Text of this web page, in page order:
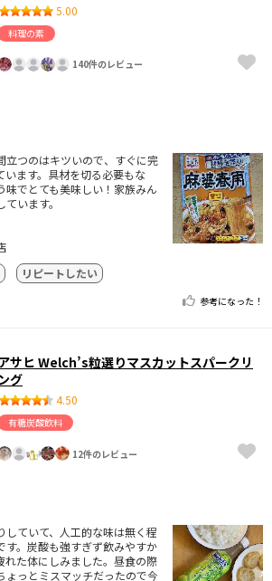
5.00
料理の素
140件のレビュー
立つのはキツいので、すぐに完
います。具材を切る必要もな
味でとても美味しい！家族みん
います。
リピートしたい
参考になった！
サヒ Welch’s粒選りマスカットスパークリ
グ
4.50
有糖炭酸飲料
12件のレビュー
していて、人工的な味は無く程
す。炭酸も強すぎず飲みやすか
れた体にしみました。昼食の際
ょっとミスマッチだったので今